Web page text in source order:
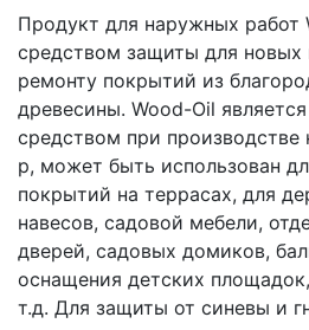
Продукт для наружных работ
средством защиты для
ремонту покрытий из
древесины. Wood-Oil
средством при
р, может быть использован
покрытий на террасах, для
навесов, садовой мебели,
дверей, садовых домиков,
оснащения детских
т.д. Для защиты от синевы и